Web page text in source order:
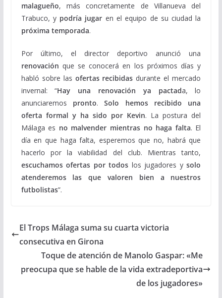
malagueño, más concretamente de Villanueva del
Trabuco, y podría jugar en el equipo de su ciudad la
próxima temporada.
Por último, el director deportivo anunció una
renovación que se conocerá en los próximos días y
habló sobre las ofertas recibidas durante el mercado
invernal: “Hay una renovación ya pactada, lo
anunciaremos pronto.Solo hemos recibido una
oferta formal y ha sido por Kevin. La postura del
Málaga es no malvender mientras no haga falta. El
día en que haga falta, esperemos que no, habrá que
hacerlo por la viabilidad del club. Mientras tanto,
escuchamos ofertas por todos los jugadores ysolo
atenderemos las que valoren bien a nuestros
futbolistas”.
El Trops Málaga suma su cuarta victoria
consecutiva en Girona
Toque de atención de Manolo Gaspar: «Me
preocupa que se hable de la vida extradeportiva
de los jugadores»